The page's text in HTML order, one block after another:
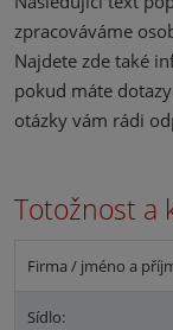
zpracováváme
Najdete zde také
pokud máte
otázky vám rádi
Totožnost a
Firma / jméno a
Sídlo: